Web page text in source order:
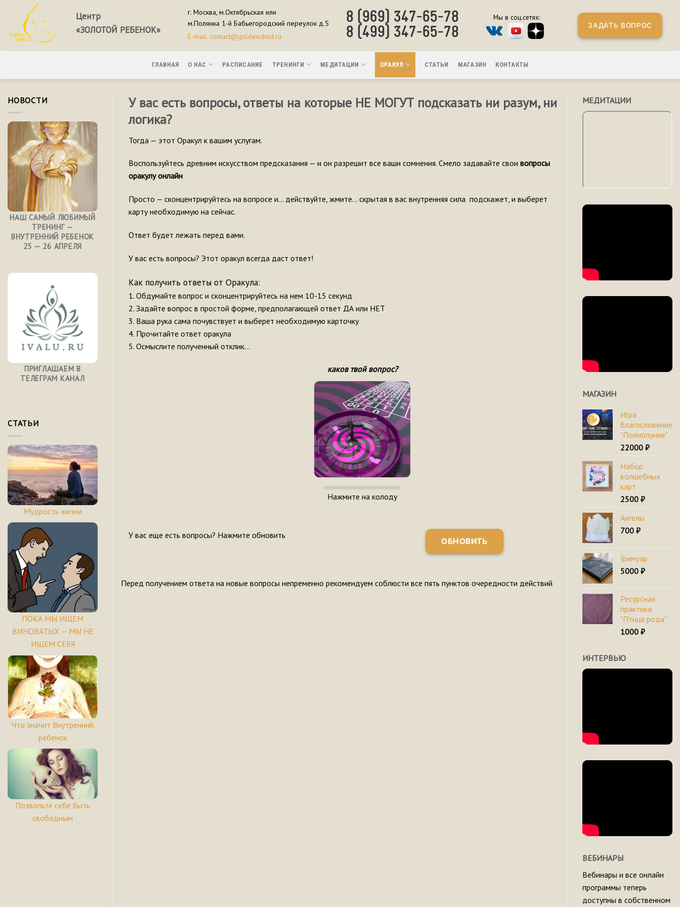
content
Центр
«ЗОЛОТОЙ РЕБЕНОК»
г. Москва, м.Октябрьская или
м.Полянка 1-й Бабьегородский переулок д.5
E-mail: contact@goldenchild.ru
8 (969) ­­­347-65-78
8 (499) 347-65-78
Мы в соц.сетях:
ЗАДАТЬ ВОПРОС
ГЛАВНАЯ О НАС РАСПИСАНИЕ ТРЕНИНГИ МЕДИТАЦИИ ОРАКУЛ СТАТЬИ МАГАЗИН КОНТАКТЫ
НОВОСТИ
НАШ САМЫЙ ЛЮБИМЫЙ
ТРЕНИНГ —
ВНУТРЕННИЙ РЕБЕНОК
25 — 26 АПРЕЛЯ
ПРИГЛАШАЕМ В
ТЕЛЕГРАМ КАНАЛ
СТАТЬИ
Мудрость жизни
ПОКА МЫ ИЩЕМ
ВИНОВАТЫХ — МЫ НЕ
ИЩЕМ СЕБЯ
Что значит Внутренний
ребенок
Позвольте себе быть
свободным
У вас есть вопросы, ответы на которые НЕ МОГУТ подсказать ни разум, ни
логика?
Тогда — этот Оракул к вашим услугам.
Воспользуйтесь древним искусством предсказания — и он разрешит все ваши сомнения. Смело задавайте свои вопросы
оракулу онлайн
Просто — сконцентрируйтесь на вопросе и… действуйте, жмите… скрытая в вас внутренняя сила подскажет, и выберет
карту необходимую на сейчас.
Ответ будет лежать перед вами.
У вас есть вопросы? Этот оракул всегда даст ответ!
Как получить ответы от Оракула:
1. Обдумайте вопрос и сконцентрируйтесь на нем 10-15 секунд
2. Задайте вопрос в простой форме, предполагающей ответ ДА или НЕТ
3. Ваша рука сама почувствует и выберет необходимую карточку
4. Прочитайте ответ оракула
5. Осмыслите полученный отклик…
каков твой вопрос?
Нажмите на колоду
У вас еще есть вопросы? Нажмите обновить
ОБНОВИТЬ
Перед получением ответа на новые вопросы непременно рекомендуем соблюсти все пять пунктов очередности действий
МЕДИТАЦИИ
МАГАЗИН
Игра
благословение
"Полнолуние"
22000 ₽
Набор
волшебных
карт
2500 ₽
Ангелы
700 ₽
Гримуар
5000 ₽
Ресурсная
практика
"Птица рода"
1000 ₽
ИНТЕРВЬЮ
ВЕБИНАРЫ
Вебинары и все онлайн
программы теперь
доступны в собственном